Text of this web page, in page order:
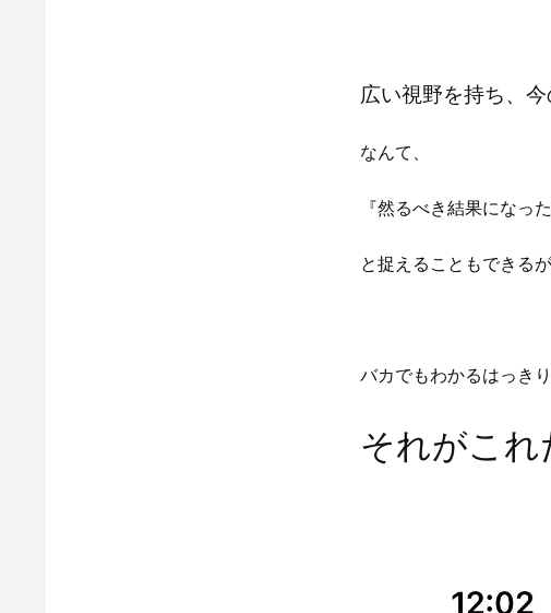
広い視野を持ち、
なんて、
『然るべき結果になっ
と捉えることもできるが
バカでもわかるはっき
それがこれ